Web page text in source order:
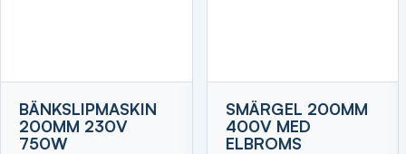
BÄNKSLIPMASKIN
200MM 230V
750W
SMÄRGEL 200MM
400V MED
ELBROMS